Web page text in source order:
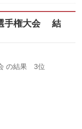
手権大会 結
の結果 3位